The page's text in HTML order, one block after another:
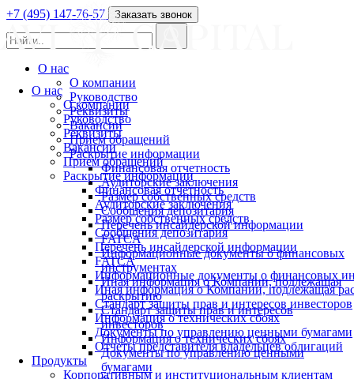
О нас
О компании
Руководство
Реквизиты
Вакансии
Прием обращений
Раскрытие информации
Финансовая отчетность
Аудиторские заключения
Размер собственных средств
Сообщения депозитария
Перечень инсайдерской информации
FATCA
Информационные документы о финансовых
Иная информация о Компании, подлежащая
Стандарт защиты прав и интересов инвесторов
Информация о технических сбоях
Документы по управлению ценными бумагами
Отчеты представителя владельцев облигаций
Продукты
Корпоративным и институциональным клиентам
+7 (495) 147-76-57 Заказать звонок
О нас
О компании
Руководство
Реквизиты
Вакансии
Прием обращений
Раскрытие информации
Финансовая отчетность
Аудиторские заключения
Размер собственных средств
Сообщения депозитария
Перечень инсайдерской информации
FATCA
Информационные документы о финансовых
инструментах
Иная информация о Компании, подлежащая
раскрытию
Стандарт защиты прав и интересов
инвесторов
Информация о технических сбоях
Документы по управлению ценными
бумагами